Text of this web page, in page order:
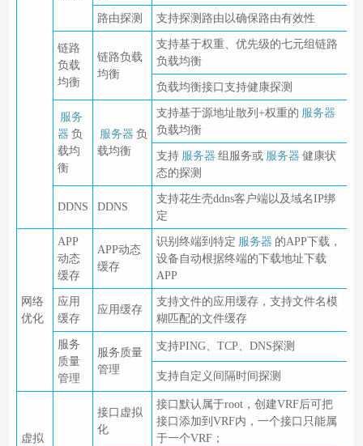
路由探测 支持探测路由以确保路由有效性
链路
负载
均衡
链路负载
均衡
支持基于权重、优先级的七元组链路
负载均衡
负载均衡接口支持健康探测
服务
器 负
载均
衡
服务器 负
载均衡
支持基于源地址散列+权重的 服务器
负载均衡
支持 服务器 组服务或 服务器 健康状
态的探测
DDNS DDNS
支持花生壳ddns客户端以及域名IP绑
定
网络
优化
APP
动态
缓存
APP动态
缓存
识别终端到特定 服务器 的APP下载，
设备自动根据终端的下载地址下载
APP
应用
缓存
应用缓存
支持文件的应用缓存，支持文件名模
糊匹配的文件缓存
服务
质量
管理
服务质量
管理
支持PING、TCP、DNS探测
支持自定义间隔时间探测
虚拟
接口虚拟
化
接口默认属于root，创建VRF后可把
接口添加到VRF内，一个接口只能属
于一个VRF；